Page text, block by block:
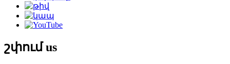
շփումus